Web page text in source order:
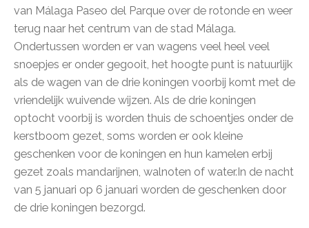
van Málaga Paseo del Parque over de rotonde en weer
terug naar het centrum van de stad Málaga.
Ondertussen worden er van wagens veel heel veel
snoepjes er onder gegooit, het hoogte punt is natuurlijk
als de wagen van de drie koningen voorbij komt met de
vriendelijk wuivende wijzen. Als de drie koningen
optocht voorbij is worden thuis de schoentjes onder de
kerstboom gezet, soms worden er ook kleine
geschenken voor de koningen en hun kamelen erbij
gezet zoals mandarijnen, walnoten of water.In de nacht
van 5 januari op 6 januari worden de geschenken door
de drie koningen bezorgd.